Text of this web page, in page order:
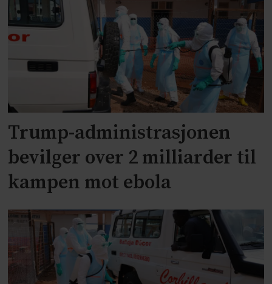
Trump-administrasjonen
bevilger over 2 milliarder til
kampen mot ebola